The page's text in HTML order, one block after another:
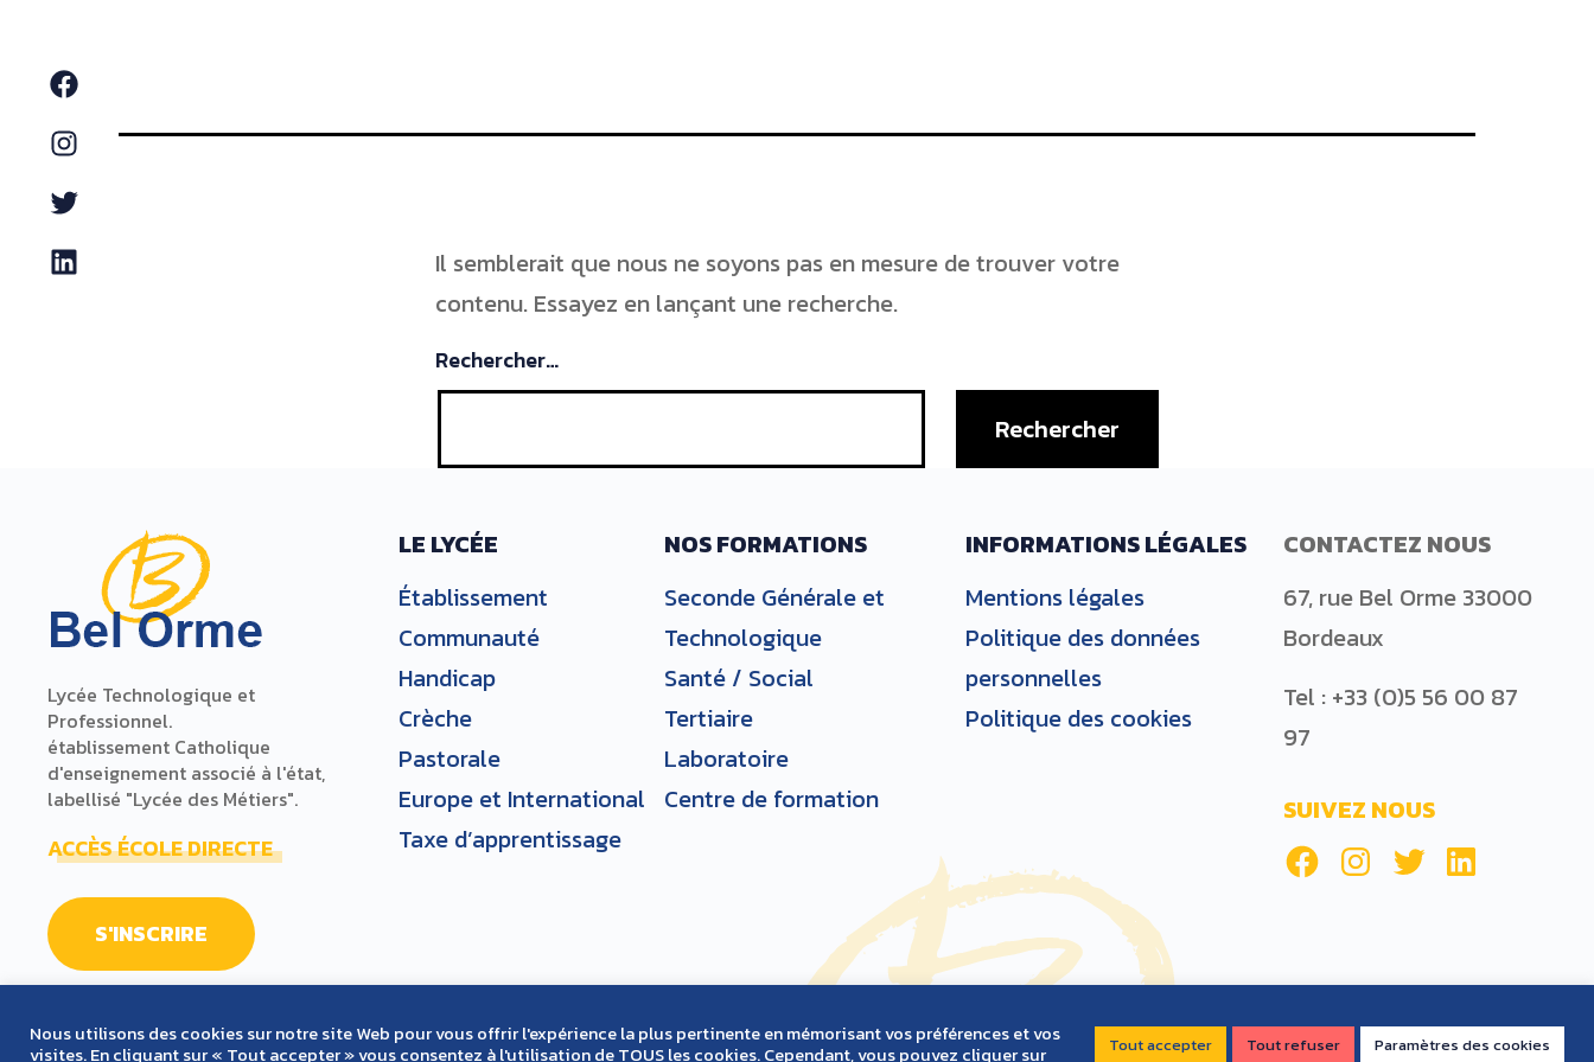
Instagram
Il semblerait que nous ne soyons pas en mesure de trouver votre
contenu. Essayez en lançant une recherche.
Rechercher…
Lycée Technologique et
Professionnel.
établissement Catholique
d'enseignement associé à l'état,
labellisé "Lycée des Métiers".
ACCÈS ÉCOLE DIRECTE
S'INSCRIRE
LE LYCÉE
Établissement
Communauté
Handicap
Crèche
Pastorale
Europe et International
Taxe d’apprentissage
NOS FORMATIONS
Seconde Générale et
Technologique
Santé / Social
Tertiaire
Laboratoire
Centre de formation
INFORMATIONS LÉGALES
Mentions légales
Politique des données
personnelles
Politique des cookies
CONTACTEZ NOUS
67, rue Bel Orme 33000
Bordeaux
Tel : +33 (0)5 56 00 87
97
SUIVEZ NOUS
Nous utilisons des cookies sur notre site Web pour vous offrir l'expérience la plus pertinente en mémorisant vos préférences et vos
visites. En cliquant sur « Tout accepter » vous consentez à l'utilisation de TOUS les cookies. Cependant, vous pouvez cliquer sur
Tout accepter Tout refuser Paramètres des cookies